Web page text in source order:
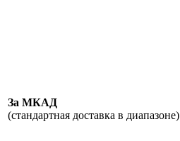
За МКАД
(стандартная доставка в диапазоне)